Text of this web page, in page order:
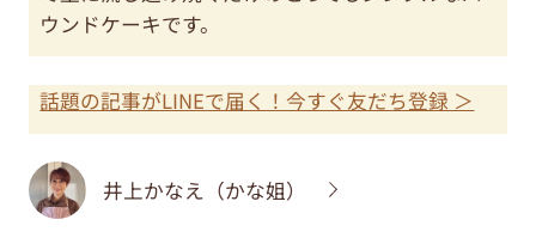
ウンドケーキです。
話題の記事がLINEで届く！今すぐ友だち登録 ＞
井上かなえ（かな姐）